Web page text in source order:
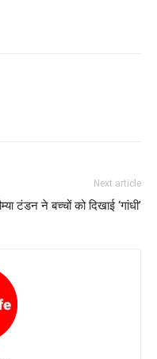
Next article
टंडन ने बच्चों को दिखाई ‘गांधी’